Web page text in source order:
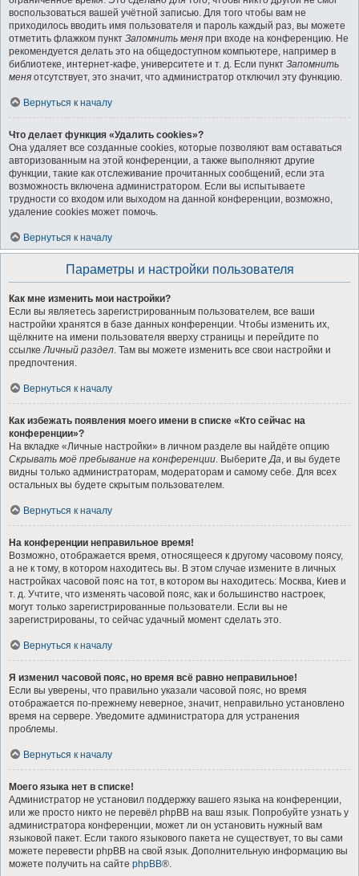
воспользоваться вашей учётной записью. Для того чтобы вам не
приходилось вводить имя пользователя и пароль каждый раз, вы можете
отметить флажком пункт Запомнить меня при входе на конференцию. Не
рекомендуется делать это на общедоступном компьютере, например в
библиотеке, интернет-кафе, университете и т. д. Если пункт Запомнить
меня отсутствует, это значит, что администратор отключил эту функцию.
Вернуться к началу
Что делает функция «Удалить cookies»?
Она удаляет все созданные cookies, которые позволяют вам оставаться
авторизованным на этой конференции, а также выполняют другие
функции, такие как отслеживание прочитанных сообщений, если эта
возможность включена администратором. Если вы испытываете
трудности со входом или выходом на данной конференции, возможно,
удаление cookies может помочь.
Вернуться к началу
Параметры и настройки пользователя
Как мне изменить мои настройки?
Если вы являетесь зарегистрированным пользователем, все ваши
настройки хранятся в базе данных конференции. Чтобы изменить их,
щёлкните на имени пользователя вверху страницы и перейдите по
ссылкеЛичный раздел. Там вы можете изменить все свои настройки и
предпочтения.
Вернуться к началу
Как избежать появления моего имени в списке «Кто сейчас на
конференции»?
На вкладке «Личные настройки» в личном разделе вы найдёте опцию
Скрывать моё пребывание на конференции. ВыберитеДа, и вы будете
видны только администраторам, модераторам и самому себе. Для всех
остальных вы будете скрытым пользователем.
Вернуться к началу
На конференции неправильное время!
Возможно, отображается время, относящееся к другому часовому поясу,
а не к тому, в котором находитесь вы. В этом случае измените в личных
настройках часовой пояс на тот, в котором вы находитесь: Москва, Киев и
т. д. Учтите, что изменять часовой пояс, как и большинство настроек,
могут только зарегистрированные пользователи. Если вы не
зарегистрированы, то сейчас удачный момент сделать это.
Вернуться к началу
Я изменил часовой пояс, но время всё равно неправильное!
Если вы уверены, что правильно указали часовой пояс, но время
отображается по-прежнему неверное, значит, неправильно установлено
время на сервере. Уведомите администратора для устранения
проблемы.
Вернуться к началу
Моего языка нет в списке!
Администратор не установил поддержку вашего языка на конференции,
или же просто никто не перевёл phpBB на ваш язык. Попробуйте узнать у
администратора конференции, может ли он установить нужный вам
языковой пакет. Если такого языкового пакета не существует, то вы сами
можете перевести phpBB на свой язык. Дополнительную информацию вы
можете получить на сайте phpBB®.